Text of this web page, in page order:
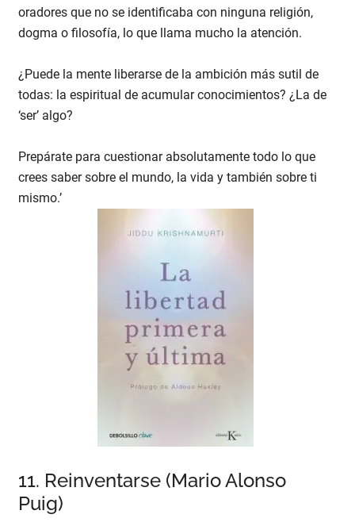
oradores que no se identificaba con ninguna religión,
dogma o filosofía, lo que llama mucho la atención.
¿Puede la mente liberarse de la ambición más sutil de
todas: la espiritual de acumular conocimientos? ¿La de
‘ser’ algo?
Prepárate para cuestionar absolutamente todo lo que
crees saber sobre el mundo, la vida y también sobre ti
mismo.’
11. Reinventarse (Mario Alonso
Puig)